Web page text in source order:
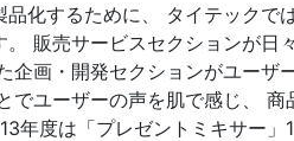
化するために、 タイテックで
。 販売サービスセクションが日
企画・開発セクションがユーザ
でユーザーの声を肌で感じ、 商
年度は「プレゼントミキサー」